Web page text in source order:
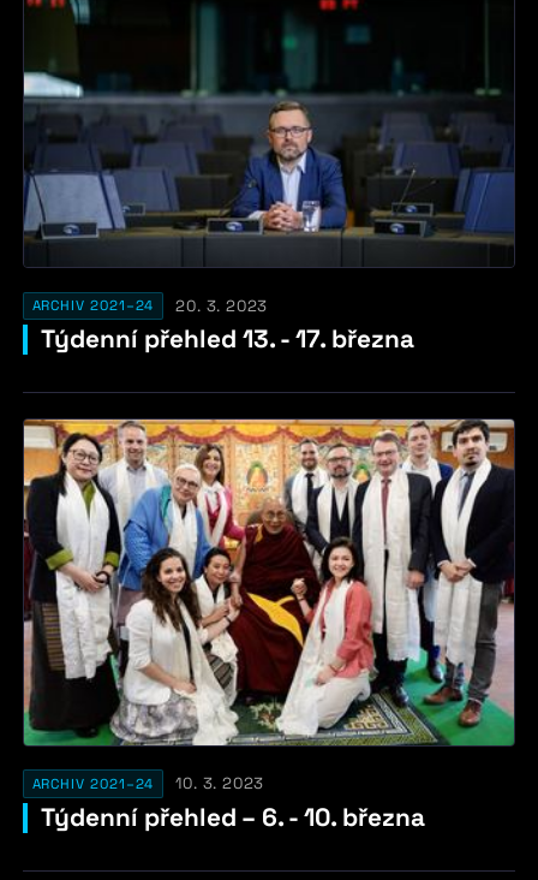
ARCHIV 2021–24 20. 3. 2023
Týdenní přehled 13. - 17. března
ARCHIV 2021–24 10. 3. 2023
Týdenní přehled – 6. - 10. března